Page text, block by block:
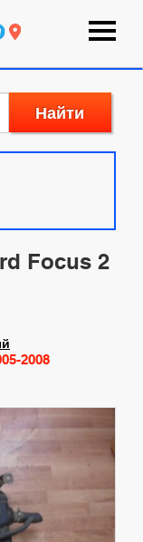
Найти
Focus 2
2008